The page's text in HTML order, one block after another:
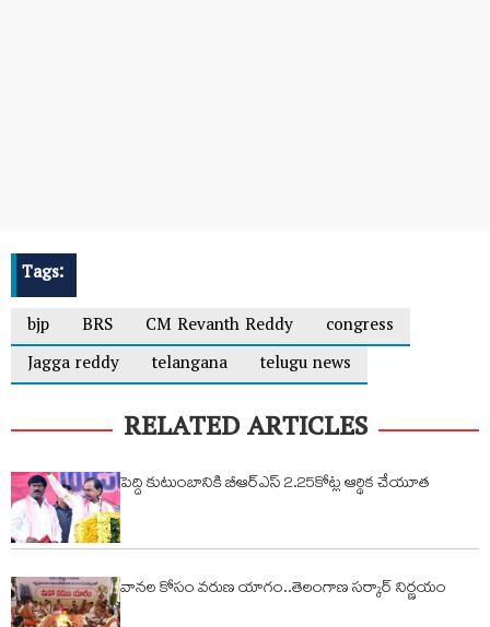
Tags:
bjp
BRS CM Revanth Reddy
congress
Jagga reddy
telangana telugu news
RELATED ARTICLES
పెద్ది కుటుంబానికి బీఆర్ఎస్ 2.25కోట్ల ఆర్థిక చేయూత
వానల కోసం వరుణ యాగం..తెలంగాణ సర్కార్ నిర్ణయం